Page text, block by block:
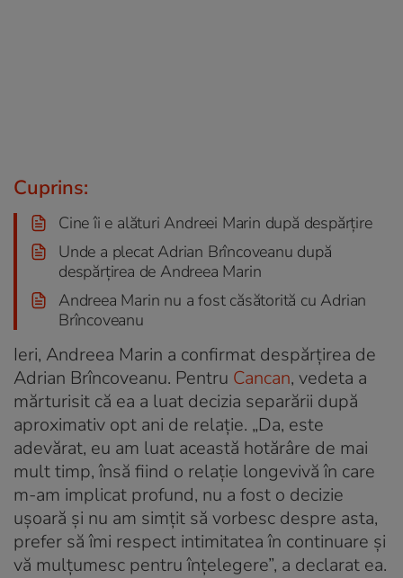
Cuprins:
Cine îi e alături Andreei Marin după despărțire
Unde a plecat Adrian Brîncoveanu după
despărțirea de Andreea Marin
Andreea Marin nu a fost căsătorită cu Adrian
Brîncoveanu
Ieri, Andreea Marin a confirmat despărțirea de
Adrian Brîncoveanu. Pentru Cancan, vedeta a
mărturisit că ea a luat decizia separării după
aproximativ opt ani de relație. „Da, este
adevărat, eu am luat această hotărâre de mai
mult timp, însă fiind o relație longevivă în care
m-am implicat profund, nu a fost o decizie
ușoară și nu am simțit să vorbesc despre asta,
prefer să îmi respect intimitatea în continuare și
vă mulțumesc pentru înțelegere”, a declarat ea.